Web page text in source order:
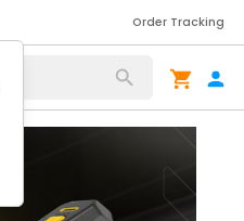
Order Tracking